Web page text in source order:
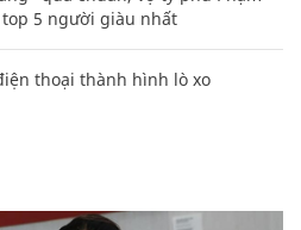
5 người giàu nhất
thoại thành hình lò xo